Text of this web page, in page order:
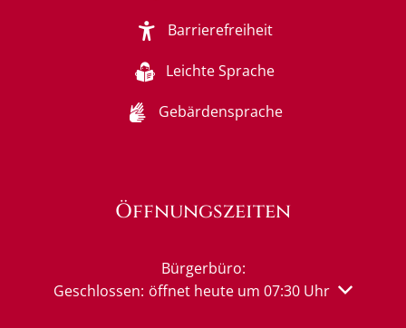
Barrierefreiheit
Leichte Sprache
Gebärdensprache
Öffnungszeiten
Bürgerbüro:
Klicken, um weitere Öffnungs- oder Schließzeiten
Geschlossen: öffnet heute um 07:30 Uhr